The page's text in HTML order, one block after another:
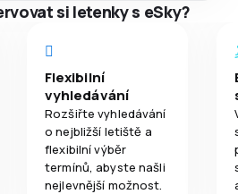
si letenky s eSky?
Flexibilní
vyhledávání
Rozšiřte vyhledávání
o nejbližší letiště a
flexibilní výběr
termínů, abyste našli
nejlevnější možnost.